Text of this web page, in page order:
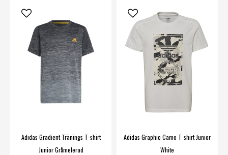
Adidas Gradient Tränings T-shirt
Junior Gråmelerad
Adidas Graphic Camo T-shirt Junior
White